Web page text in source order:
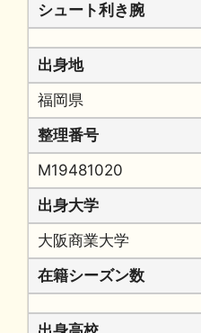
シュート利き腕
出身地
福岡県
整理番号
M19481020
出身大学
大阪商業大学
在籍シーズン数